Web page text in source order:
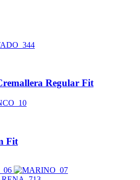
Regular Fit
Fit